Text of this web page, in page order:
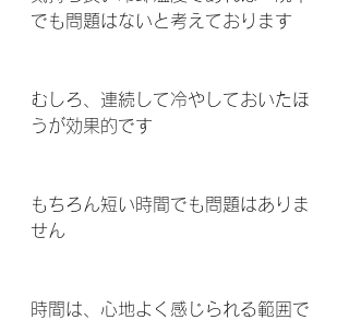
でも問題はないと考えております
むしろ、連続して冷やしておいたほ
うが効果的です
もちろん短い時間でも問題はありま
せん
時間は、心地よく感じられる範囲で